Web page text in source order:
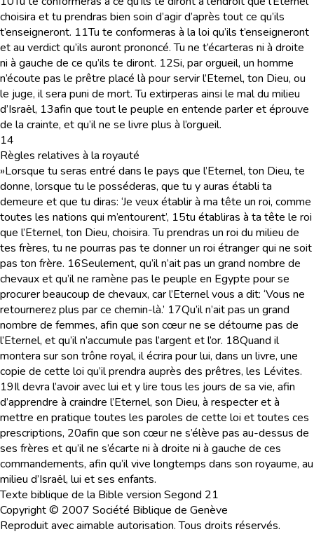
choisira et tu prendras bien soin d’agir d’après tout ce qu’ils
t’enseigneront. 11Tu te conformeras à la loi qu’ils t’enseigneront
et au verdict qu’ils auront prononcé. Tu ne t’écarteras ni à droite
ni à gauche de ce qu’ils te diront. 12Si, par orgueil, un homme
n’écoute pas le prêtre placé là pour servir l’Eternel, ton Dieu, ou
le juge, il sera puni de mort. Tu extirperas ainsi le mal du milieu
d’Israël, 13afin que tout le peuple en entende parler et éprouve
de la crainte, et qu’il ne se livre plus à l’orgueil.
14
Règles relatives à la royauté
»Lorsque tu seras entré dans le pays que l’Eternel, ton Dieu, te
donne, lorsque tu le posséderas, que tu y auras établi ta
demeure et que tu diras: ‘Je veux établir à ma tête un roi, comme
toutes les nations qui m’entourent’, 15tu établiras à ta tête le roi
que l’Eternel, ton Dieu, choisira. Tu prendras un roi du milieu de
tes frères, tu ne pourras pas te donner un roi étranger qui ne soit
pas ton frère. 16Seulement, qu’il n’ait pas un grand nombre de
chevaux et qu’il ne ramène pas le peuple en Egypte pour se
procurer beaucoup de chevaux, car l’Eternel vous a dit: ‘Vous ne
retournerez plus par ce chemin-là.’ 17Qu’il n’ait pas un grand
nombre de femmes, afin que son cœur ne se détourne pas de
l’Eternel, et qu’il n’accumule pas l’argent et l’or. 18Quand il
montera sur son trône royal, il écrira pour lui, dans un livre, une
copie de cette loi qu’il prendra auprès des prêtres, les Lévites.
19Il devra l’avoir avec lui et y lire tous les jours de sa vie, afin
d’apprendre à craindre l’Eternel, son Dieu, à respecter et à
mettre en pratique toutes les paroles de cette loi et toutes ces
prescriptions, 20afin que son cœur ne s’élève pas au-dessus de
ses frères et qu’il ne s’écarte ni à droite ni à gauche de ces
commandements, afin qu’il vive longtemps dans son royaume, au
milieu d’Israël, lui et ses enfants.
Texte biblique de la Bible version Segond 21
Copyright © 2007 Société Biblique de Genève
Reproduit avec aimable autorisation. Tous droits réservés.